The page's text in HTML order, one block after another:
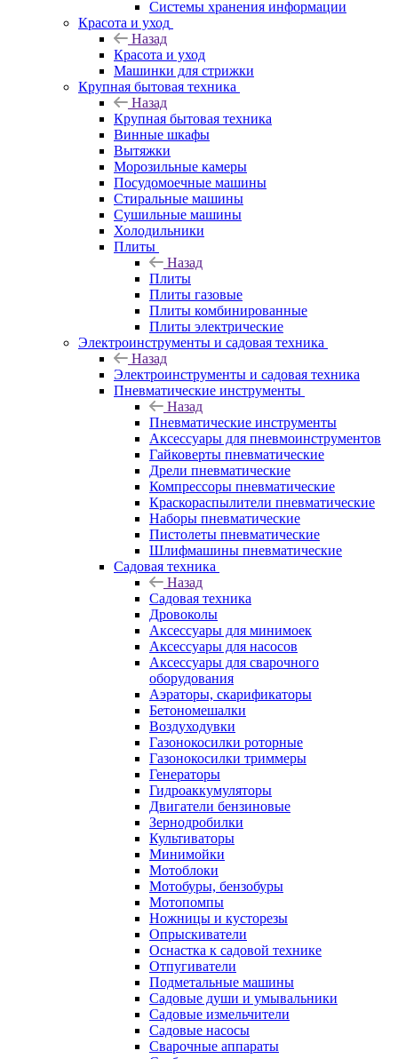
Системы хранения информации
Красота и уход
Назад
Красота и уход
Машинки для стрижки
Крупная бытовая техника
Назад
Крупная бытовая техника
Винные шкафы
Вытяжки
Морозильные камеры
Посудомоечные машины
Стиральные машины
Сушильные машины
Холодильники
Плиты
Назад
Плиты
Плиты газовые
Плиты комбинированные
Плиты электрические
Электроинструменты и садовая техника
Назад
Электроинструменты и садовая техника
Пневматические инструменты
Назад
Пневматические инструменты
Аксессуары для пневмоинструментов
Гайковерты пневматические
Дрели пневматические
Компрессоры пневматические
Краскораспылители пневматические
Наборы пневматические
Пистолеты пневматические
Шлифмашины пневматические
Садовая техника
Назад
Садовая техника
Дровоколы
Аксессуары для минимоек
Аксессуары для насосов
Аксессуары для сварочного
оборудования
Аэраторы, скарификаторы
Бетономешалки
Воздуходувки
Газонокосилки роторные
Газонокосилки триммеры
Генераторы
Гидроаккумуляторы
Двигатели бензиновые
Зернодробилки
Культиваторы
Минимойки
Мотоблоки
Мотобуры, бензобуры
Мотопомпы
Ножницы и кусторезы
Опрыскиватели
Оснастка к садовой технике
Отпугиватели
Подметальные машины
Садовые души и умывальники
Садовые измельчители
Садовые насосы
Сварочные аппараты